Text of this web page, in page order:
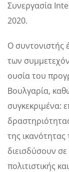
Συνεργασία
2020.
Ο συντονιστής
των
ουσία του
Βουλγαρία,
συγκεκριμένα:
της
διεισδύσουν
πολιτιστικής